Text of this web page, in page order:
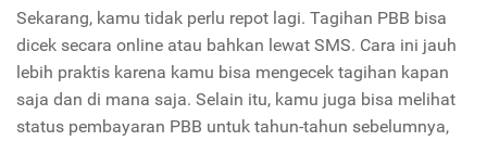
Sekarang, kamu tidak perlu repot lagi. Tagihan PBB bisa
dicek secara online atau bahkan lewat SMS. Cara ini jauh
lebih praktis karena kamu bisa mengecek tagihan kapan
saja dan di mana saja. Selain itu, kamu juga bisa melihat
status pembayaran PBB untuk tahun-tahun sebelumnya,